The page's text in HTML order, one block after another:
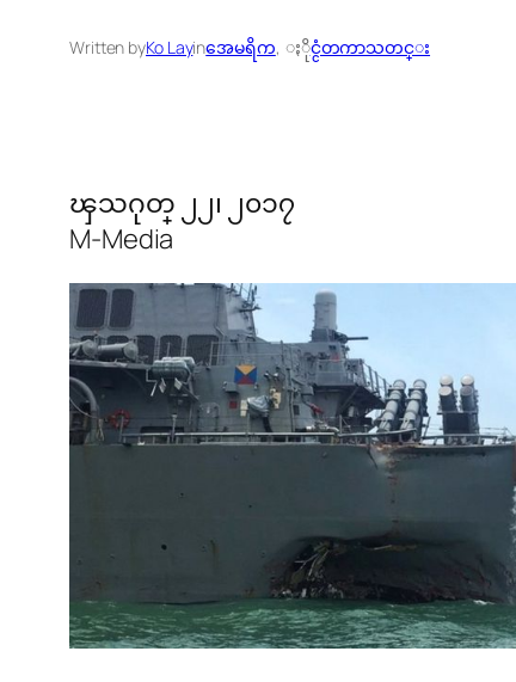
Written byKo Layinအေမရိက, ႏိုင္ငံတကာသတင္း
ၾသဂုတ္ ၂၂၊ ၂၀၁၇
M-Media